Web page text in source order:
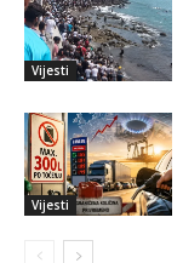
Vijesti
Vijesti